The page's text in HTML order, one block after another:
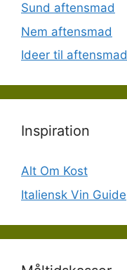
Sund aftensmad
Nem aftensmad
Ideer til aftensmad
Inspiration
Alt Om Kost
Italiensk Vin Guide